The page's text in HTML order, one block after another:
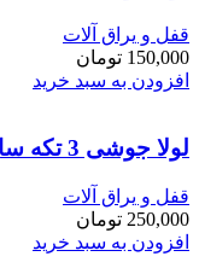
قفل و یراق آلات
150,000 تومان
افزودن به سبد خرید
لولا جوشی 3 تکه سایز 32
قفل و یراق آلات
250,000 تومان
افزودن به سبد خرید